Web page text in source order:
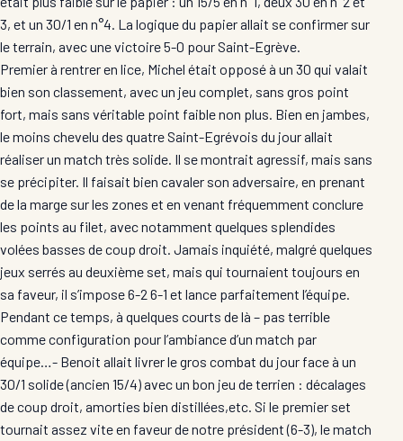
3, et un 30/1 en n°4. La logique du papier allait se confirmer sur
le terrain, avec une victoire 5-0 pour Saint-Egrève.
Premier à rentrer en lice, Michel était opposé à un 30 qui valait
bien son classement, avec un jeu complet, sans gros point
fort, mais sans véritable point faible non plus. Bien en jambes,
le moins chevelu des quatre Saint-Egrévois du jour allait
réaliser un match très solide. Il se montrait agressif, mais sans
se précipiter. Il faisait bien cavaler son adversaire, en prenant
de la marge sur les zones et en venant fréquemment conclure
les points au filet, avec notamment quelques splendides
volées basses de coup droit. Jamais inquiété, malgré quelques
jeux serrés au deuxième set, mais qui tournaient toujours en
sa faveur, il s’impose 6-2 6-1 et lance parfaitement l’équipe.
Pendant ce temps, à quelques courts de là – pas terrible
comme configuration pour l’ambiance d’un match par
équipe…- Benoit allait livrer le gros combat du jour face à un
30/1 solide (ancien 15/4) avec un bon jeu de terrien : décalages
de coup droit, amorties bien distillées,etc. Si le premier set
tournait assez vite en faveur de notre président (6-3), le match